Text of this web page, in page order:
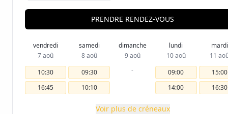
PRENDRE RENDEZ-VOUS
vendredi
7 aoû
10:30
16:45
samedi
8 aoû
09:30
10:10
dimanche
9 aoû
-
lundi
10 aoû
09:00
14:00
mardi
11
15:00
16:30
Voir plus de créneaux